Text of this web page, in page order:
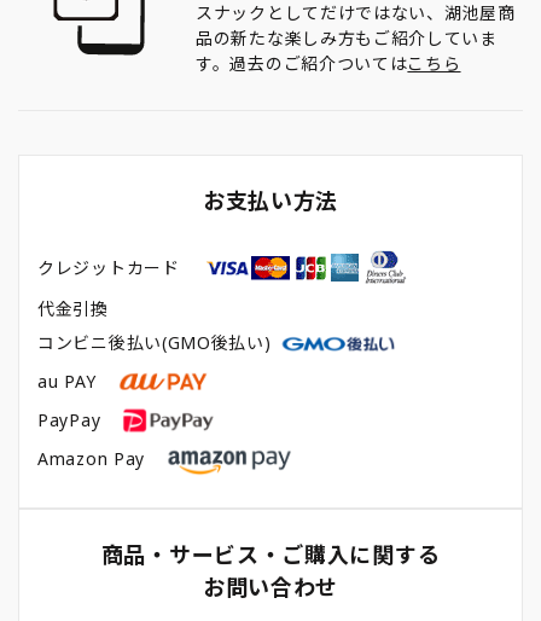
スナックとしてだけではない、湖池屋商
品の新たな楽しみ方もご紹介していま
す。過去のご紹介ついてはこちら
お支払い方法
クレジットカード
代金引換
コンビニ後払い(GMO後払い)
au PAY
PayPay
Amazon Pay
商品・サービス・ご購入に関する
お問い合わせ